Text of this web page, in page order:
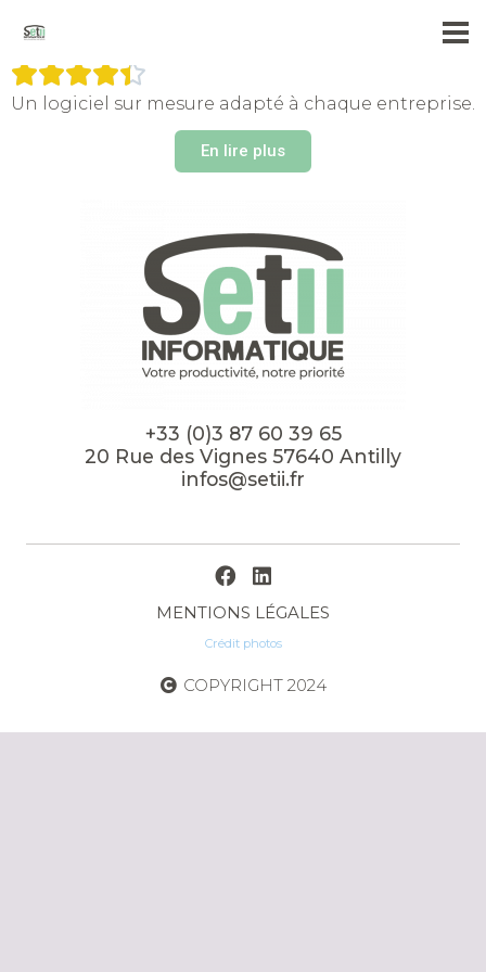
PRESTIGE BOIS MANUFACTURE

Un logiciel sur mesure adapté à chaque entreprise.
En lire plus
+33 (0)3 87 60 39 65
20 Rue des Vignes 57640 Antilly
infos@setii.fr
MENTIONS LÉGALES
Crédit photos
COPYRIGHT 2024